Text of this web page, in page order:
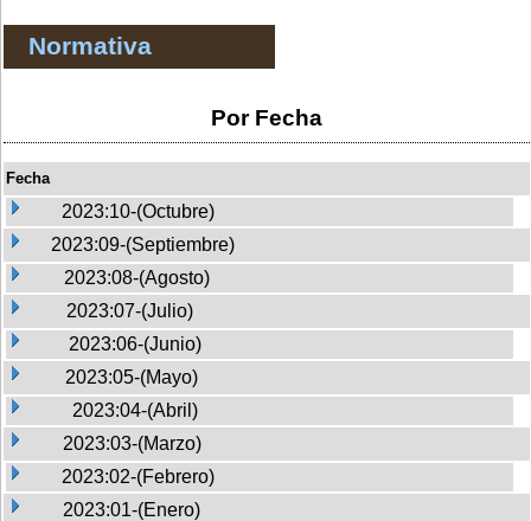
Normativa
Por Fecha
Fecha
2023:10-(Octubre)
2023:09-(Septiembre)
2023:08-(Agosto)
2023:07-(Julio)
2023:06-(Junio)
2023:05-(Mayo)
2023:04-(Abril)
2023:03-(Marzo)
2023:02-(Febrero)
2023:01-(Enero)